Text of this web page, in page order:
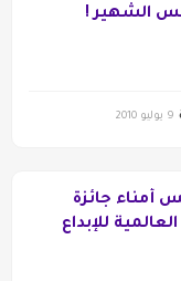
الشهير !
9 يوليو 2010
أمناء جائزة
للإبداع